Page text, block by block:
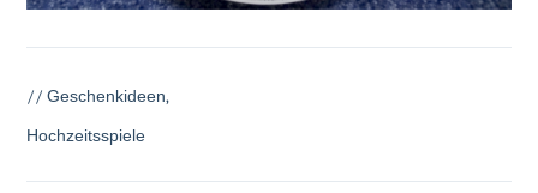
//Geschenkideen,
Hochzeitsspiele